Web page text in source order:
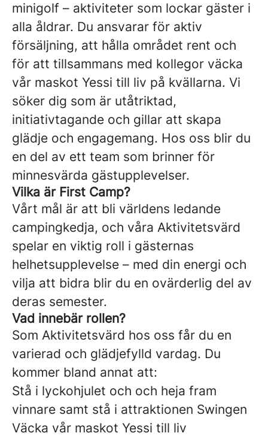
minigolf – aktiviteter som lockar gäster i
alla åldrar. Du ansvarar för aktiv
försäljning, att hålla området rent och
för att tillsammans med kollegor väcka
vår maskot Yessi till liv på kvällarna. Vi
söker dig som är utåtriktad,
initiativtagande och gillar att skapa
glädje och engagemang. Hos oss blir du
en del av ett team som brinner för
minnesvärda gästupplevelser.
Vilka är First Camp?
Vårt mål är att bli världens ledande
campingkedja, och våra Aktivitetsvärd
spelar en viktig roll i gästernas
helhetsupplevelse – med din energi och
vilja att bidra blir du en ovärderlig del av
deras semester.
Vad innebär rollen?
Som Aktivitetsvärd hos oss får du en
varierad och glädjefylld vardag. Du
kommer bland annat att:
Stå i lyckohjulet och och heja fram
vinnare samt stå i attraktionen Swingen
Väcka vår maskot Yessi till liv